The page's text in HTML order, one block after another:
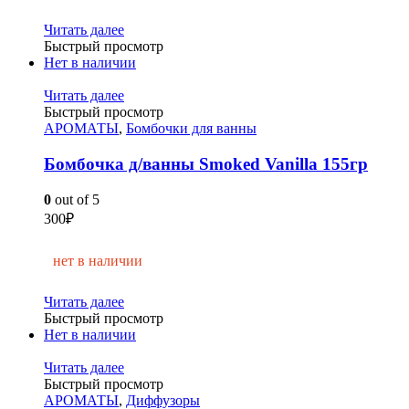
Читать далее
Быстрый просмотр
Нет в наличии
Читать далее
Быстрый просмотр
АРОМАТЫ, Бомбочки для ванны
Бомбочка д/ванны Smoked Vanilla 155гр
0 out of 5
300₽
нет в наличии
Читать далее
Быстрый просмотр
Нет в наличии
Читать далее
Быстрый просмотр
АРОМАТЫ, Диффузоры